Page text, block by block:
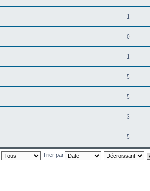
1
0
1
5
5
3
5
Trier par